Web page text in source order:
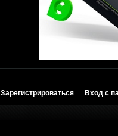
Зарегистрироваться Вход с